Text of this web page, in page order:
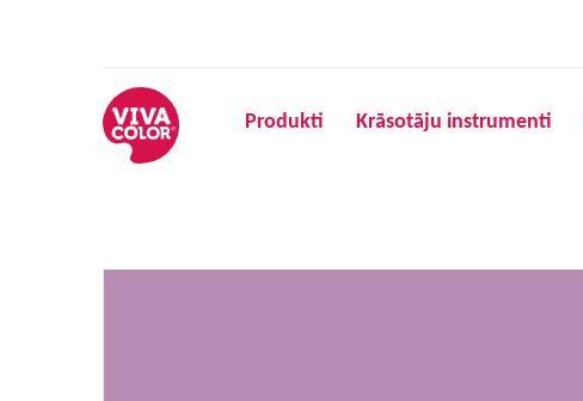
Produkti Krāsotāju instrumenti